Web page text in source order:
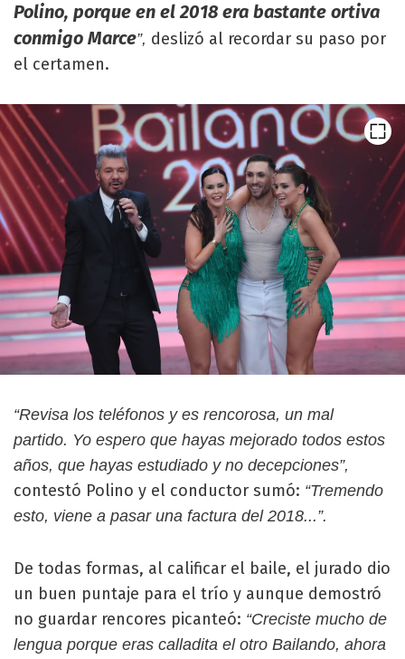
Polino, porque en el 2018 era bastante ortiva
conmigo Marce”, deslizó al recordar su paso por
el certamen.
“Revisa los teléfonos y es rencorosa, un mal
partido. Yo espero que hayas mejorado todos estos
años, que hayas estudiado y no decepciones”,
contestó Polino y el conductor sumó: “Tremendo
esto, viene a pasar una factura del 2018...”.
De todas formas, al calificar el baile, el jurado dio
un buen puntaje para el trío y aunque demostró
no guardar rencores picanteó: “Creciste mucho de
lengua porque eras calladita el otro Bailando, ahora